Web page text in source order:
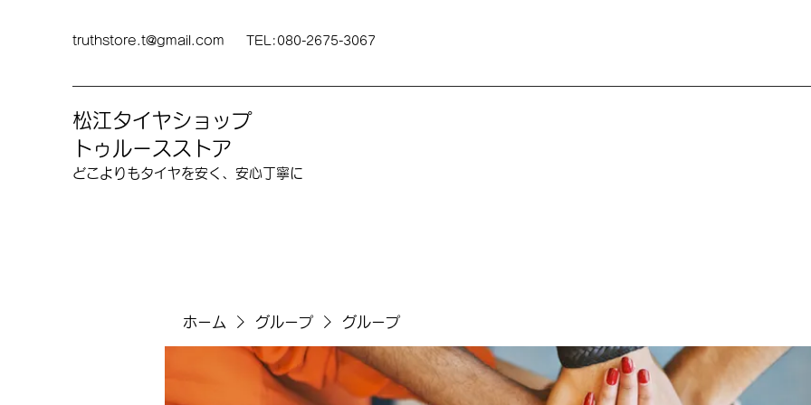
truthstore.t@gmail.com TEL:080-2675-3067
松江タイヤショップ
トゥルースストア
どこよりも​タイヤを安く、安心丁寧に
ホーム グループ グループ